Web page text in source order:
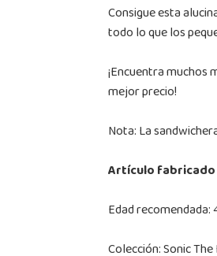
Consigue esta
todo lo que los
¡Encuentra
mejor precio!
Nota: La
Artículo fabricado
Edad recomendada:
Colección: Sonic